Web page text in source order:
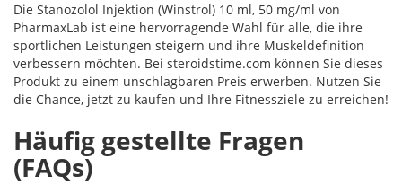
Die Stanozolol Injektion (Winstrol) 10 ml, 50 mg/ml von
PharmaxLab ist eine hervorragende Wahl für alle, die ihre
sportlichen Leistungen steigern und ihre Muskeldefinition
verbessern möchten. Bei steroidstime.com können Sie dieses
Produkt zu einem unschlagbaren Preis erwerben. Nutzen Sie
die Chance, jetzt zu kaufen und Ihre Fitnessziele zu erreichen!
Häufig gestellte Fragen
(FAQs)